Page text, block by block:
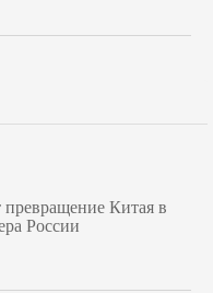
превращение Китая в
России